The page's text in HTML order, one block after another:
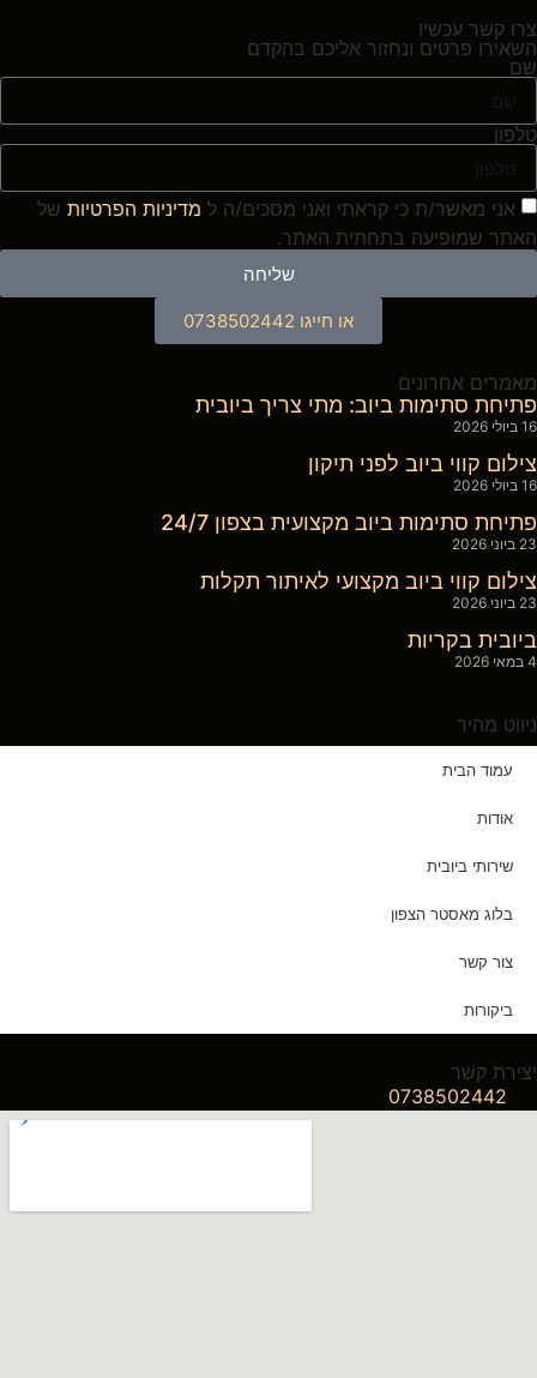
צרו קשר עכשיו
השאירו פרטים ונחזור אליכם בהקדם
שם
טלפון
אני מאשר/ת כי קראתי ואני מסכים/ה ל מדיניות הפרטיות של
האתר שמופיעה בתחתית האתר.
שליחה
או חייגו 0738502442
מאמרים אחרונים
פתיחת סתימות ביוב: מתי צריך ביובית
16 ביולי 2026
צילום קווי ביוב לפני תיקון
16 ביולי 2026
פתיחת סתימות ביוב מקצועית בצפון 24/7
23 ביוני 2026
צילום קווי ביוב מקצועי לאיתור תקלות
23 ביוני 2026
ביובית בקריות
4 במאי 2026
ניווט מהיר
עמוד הבית
אודות
שירותי ביובית
בלוג מאסטר הצפון
צור קשר
ביקורות
יצירת קשר
0738502442